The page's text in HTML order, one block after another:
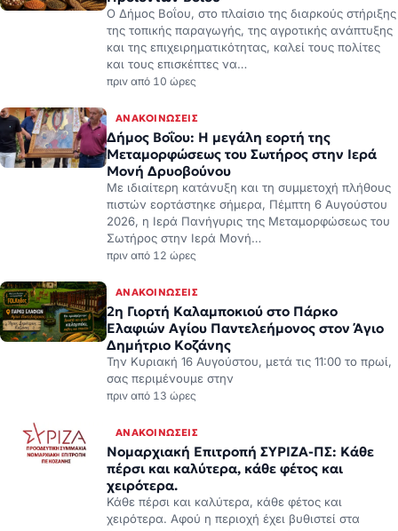
της τοπικής παραγωγής, της αγροτικής ανάπτυξης
και της επιχειρηματικότητας, καλεί τους πολίτες
και τους επισκέπτες να…
πριν από 10 ώρες
Δήμος Βοΐου: Η μεγάλη εορτή της
Μεταμορφώσεως του Σωτήρος στην Ιερά
Μονή Δρυοβούνου
Με ιδιαίτερη κατάνυξη και τη συμμετοχή πλήθους
πιστών εορτάστηκε σήμερα, Πέμπτη 6 Αυγούστου
2026, η Ιερά Πανήγυρις της Μεταμορφώσεως του
Σωτήρος στην Ιερά Μονή…
πριν από 12 ώρες
2η Γιορτή Καλαμποκιού στο Πάρκο
Ελαφιών Αγίου Παντελεήμονος στον Άγιο
Δημήτριο Κοζάνης
Την Κυριακή 16 Αυγούστου, μετά τις 11:00 το πρωί,
σας περιμένουμε στην
πριν από 13 ώρες
Νομαρχιακή Επιτροπή ΣΥΡΙΖΑ-ΠΣ: Κάθε
πέρσι και καλύτερα, κάθε φέτος και
χειρότερα.
Κάθε πέρσι και καλύτερα, κάθε φέτος και
χειρότερα. Αφού η περιοχή έχει βυθιστεί στα
δισεκατομμύρια των εξαγγελλιών προφανώς δεν